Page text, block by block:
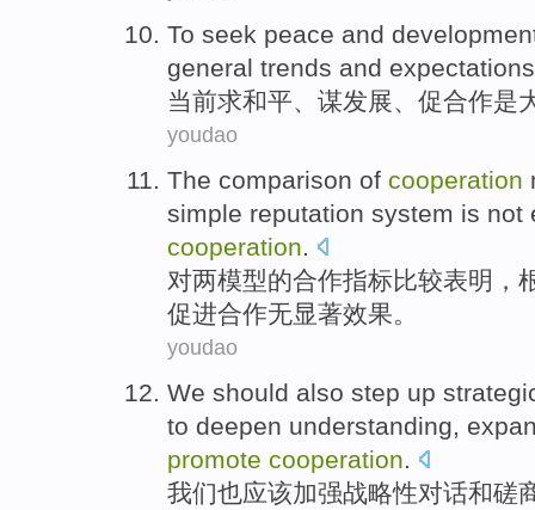
To seek peace and
general trends and
当前求和平、 谋发展、 促合作是
youdao
The comparison of cooperation
simple reputation system is not
cooperation.
对两模型的合作指标比较表明 ，
促进合作无显著效果。
youdao
We should also step up
to deepen understanding,
promote cooperation.
我们也应该加强战略性对话和磋